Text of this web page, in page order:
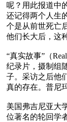
呢？用此报道中
还记得两个人生
个是从前世死亡
他们长大后，这
“真实故事”（
纪录片，摄制组
子。采访之后他
真的存在。普尼
美国弗吉尼亚大
位著名的轮回学